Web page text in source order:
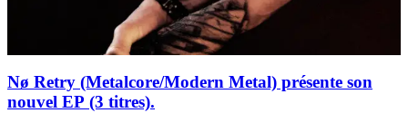
Nø Retry (Metalcore/Modern Metal) présente son
nouvel EP (3 titres).